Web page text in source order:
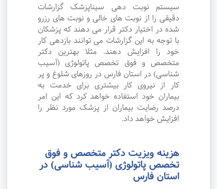
سیستم نوبت دهی سیناپزشک گزارشات
دقیقی را از نوبت های خالی و نوبت های رزرو
شده در اختیار دکتر قرار می دهند که پزشکان
با توجه به این گزارشات می توانند بازدهی کار
خود را افزایش دهند. مثلا بهترین دکتر
متخصص و فوق تخصص پاتولوژی (آسیب
شناسی) در استان فارس در روزهای شلوغ و پر
کار از نیروی کار بیشتری برای خدمت به
بیماران خود استفاده خواهد کرد که این امر
درصد رضایت بیماران از پزشک مورد نظر را
افزایش خواهد داد.
هزینه ویزیت دکتر متخصص و فوق
تخصص پاتولوژی (آسیب شناسی) در
استان فارس